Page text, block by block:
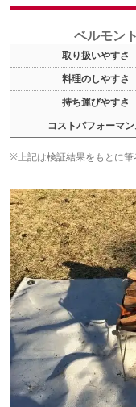
ベルモン
取り扱いやすさ
料理のしやすさ
持ち運びやすさ
コストパフォーマン
※上記は検証結果をもとに筆